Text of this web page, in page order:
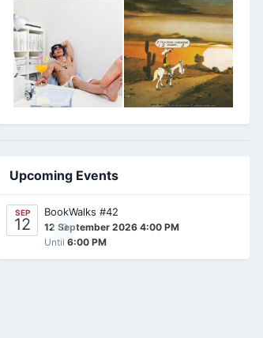
Upcoming Events
SEP
12 0
BookWalks #42
12 September 2026 4:00 PM
Until 6:00 PM